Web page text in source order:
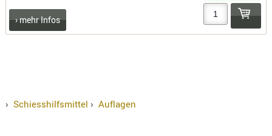
VISIERE
ZF-
› mehr Infos
› Schiesshilfsmittel › Auflagen